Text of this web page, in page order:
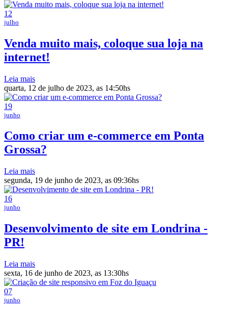
12
julho
Venda muito mais, coloque sua loja na
internet!
Leia mais
quarta, 12 de julho de 2023, as 14:50hs
19
junho
Como criar um e-commerce em Ponta
Grossa?
Leia mais
segunda, 19 de junho de 2023, as 09:36hs
16
junho
Desenvolvimento de site em Londrina -
PR!
Leia mais
sexta, 16 de junho de 2023, as 13:30hs
07
junho